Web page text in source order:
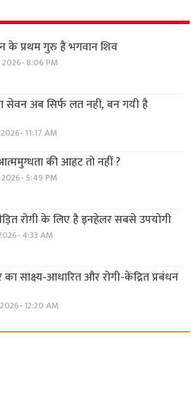
के प्रथम गुरु हैं भगवान शिव
2026- 8:06 PM
सेवन अब सिर्फ लत नहीं, बन गयी है
11:17 AM
की आहट तो नहीं ?
5:49 PM
रोगी के लिए है इनहेलर सबसे उपयोगी
4:33 AM
साक्ष्य-आधारित और रोगी-केंद्रित प्रबंधन
12:20 AM